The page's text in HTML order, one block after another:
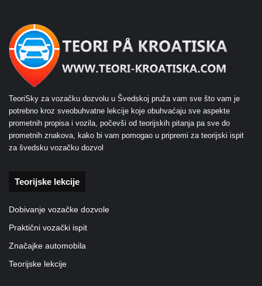
TeoriSky za vozačku dozvolu u Švedskoj pruža vam sve što vam je
potrebno kroz sveobuhvatne lekcije koje obuhvaćaju sve aspekte
prometnih propisa i vozila, počevši od teorijskih pitanja pa sve do
prometnih znakova, kako bi vam pomogao u pripremi za teorijski ispit
za švedsku vozačku dozvol
Teorijske lekcije
Dobivanje vozačke dozvole
Praktični vozački ispit
Značajke automobila
Teorijske lekcije